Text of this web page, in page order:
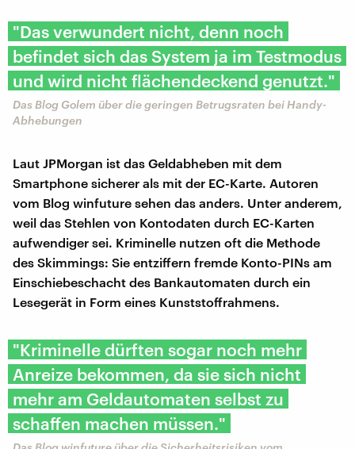
"Das verwundert nicht, denn noch
befindet sich das System ja im Testmodus
und wird nicht flächendeckend genutzt."
Das Blog Golem über die geringen Betrugsraten bei Handy-
Abhebungen
Laut JPMorgan ist das Geldabheben mit dem
Smartphone sicherer als mit der EC-Karte. Autoren
vom Blog winfuture sehen das anders. Unter anderem,
weil das Stehlen von Kontodaten durch EC-Karten
aufwendiger sei. Kriminelle nutzen oft die Methode
des Skimmings: Sie entziffern fremde Konto-PINs am
Einschiebeschacht des Bankautomaten durch ein
Lesegerät in Form eines Kunststoffrahmens.
"Kriminelle dürften sogar noch mehr
Anreize bekommen, da sie sich nicht
mehr am Geldautomaten selbst zu
schaffen machen müssen."